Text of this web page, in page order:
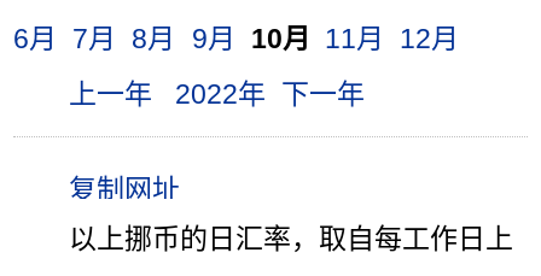
6月
7月 8月 9月 10月 11月
12月
上一年
2022年 下一年
以上挪币的日汇率，取自每工作日上